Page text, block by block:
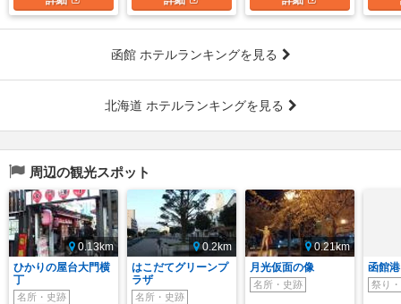
函館 ホテルランキングを見る
北海道 ホテルランキングを見る
周辺の観光スポット
0.13km
ひかりの屋台大門横
丁
名所・史跡
0.2km
はこだてグリーンプ
ラザ
名所・史跡
0.21km
月光仮面の像
名所・史跡
函館
祭り